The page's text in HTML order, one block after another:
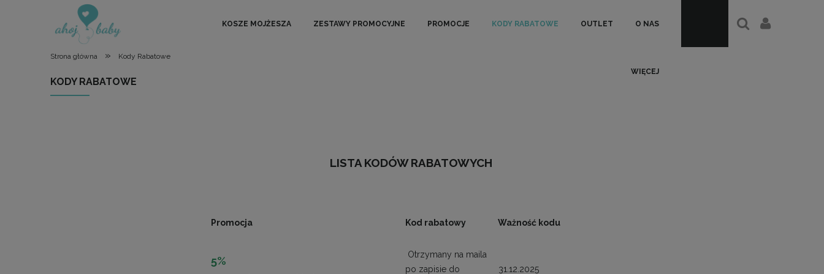
KOSZE MOJŻESZA ZESTAWY PROMOCYJNE PROMOCJE KODY RABATOWE OUTLET O NAS
WIĘCEJ
Strona główna » Kody Rabatowe
KODY RABATOWE
LISTA KODÓW RABATOWYCH
Promocja Kod rabatowy Ważność kodu
5%
Otrzymany na maila
po zapisie do
31.12.2025